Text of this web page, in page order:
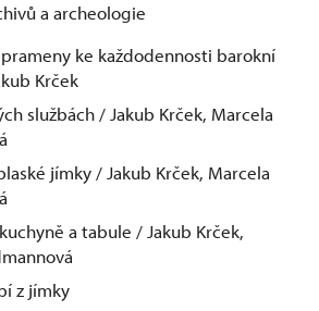
a archeologie
ke každodennosti barokní
Krček
službách / Jakub Krček, Marcela
jímky / Jakub Krček, Marcela
a tabule / Jakub Krček,
z jímky